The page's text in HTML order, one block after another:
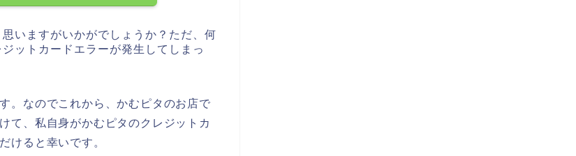
いますがいかがでしょうか？ただ、何
ットカードエラーが発生してしまっ
。なのでこれから、かむピタのお店で
て、私自身がかむピタのクレジットカ
けると幸いです。